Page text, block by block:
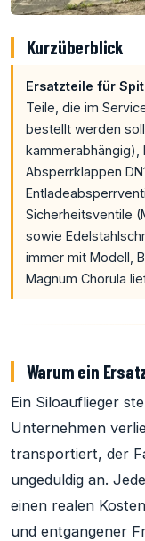
Kurzüberblick
Ersatzteile für
Teile, die im
bestellt werden
kammerabhängig),
Absperrklappen
Sicherheitsventile
sowie
immer mit Modell,
Magnum Chorula
Warum ein
Ein Siloauflieger
Unternehmen
transportiert, der
ungeduldig an.
einen realen
und entgangener